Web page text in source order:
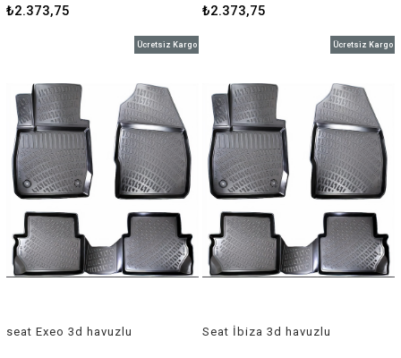
₺2.373,75 ₺2.373,75
seat Exeo 3d havuzlu
Ücretsiz Kargo
Seat İbiza 3d havuzlu
Ücretsiz Kargo